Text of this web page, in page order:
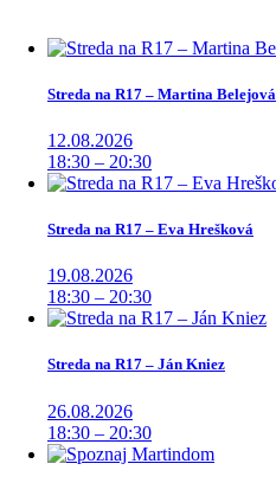
Streda na R17 – Martina Belejová
12.08.2026
18:30 – 20:30
Streda na R17 – Eva Hrešková
19.08.2026
18:30 – 20:30
Streda na R17 – Ján Kniez
26.08.2026
18:30 – 20:30